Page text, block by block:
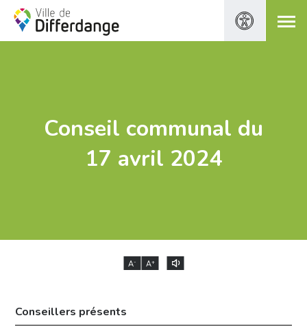
Conseil communal du
17 avril 2024
A- A+
Conseillers présents